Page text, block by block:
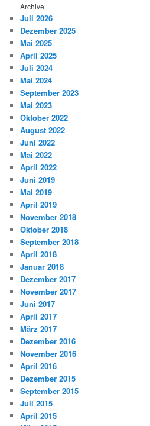
Archive
Juli 2026
Dezember 2025
Mai 2025
April 2025
Juli 2024
Mai 2024
September 2023
Mai 2023
Oktober 2022
August 2022
Juni 2022
Mai 2022
April 2022
Juni 2019
Mai 2019
April 2019
November 2018
Oktober 2018
September 2018
April 2018
Januar 2018
Dezember 2017
November 2017
Juni 2017
April 2017
März 2017
Dezember 2016
November 2016
April 2016
Dezember 2015
September 2015
Juli 2015
April 2015